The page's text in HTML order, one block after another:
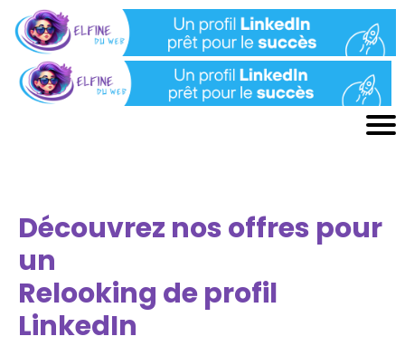
Découvrez nos offres pour
un
Relooking de profil
LinkedIn